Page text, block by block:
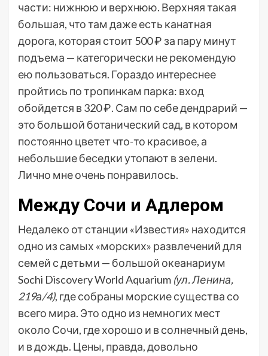
части: нижнюю и верхнюю. Верхняя такая
большая, что там даже есть канатная
дорога, которая стоит 500 ₽ за пару минут
подъема — категорически не рекомендую
ею пользоваться. Гораздо интереснее
пройтись по тропинкам парка: вход
обойдется в 320 ₽. Сам по себе дендрарий —
это большой ботанический сад, в котором
постоянно цветет что-то красивое, а
небольшие беседки утопают в зелени.
Лично мне очень понравилось.
Между Сочи и Адлером
Недалеко от станции «Известия» находится
одно из самых «морских» развлечений для
семей с детьми — большой океанариум
Sochi Discovery World Aquarium (ул. Ленина,
219а/4), где собраны морские существа со
всего мира. Это одно из немногих мест
около Сочи, где хорошо и в солнечный день,
и в дождь. Цены, правда, довольно